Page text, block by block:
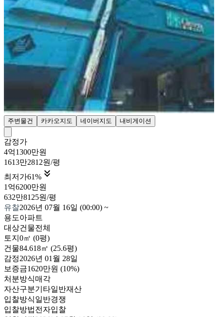
주변물건 카카오지도 네이버지도 내비게이션
감정가
4억1300만원
1613만2812원/평
최저가61% 
1억6200만원
632만8125원/평
유찰2026년 07월 16일 (00:00) ~
용도아파트
대상건물전체
토지 0㎡ (0평)
건물84.618㎡ (25.6평)
감정2026년 01월 28일
보증금1620만원 (10%)
처분방식매각
자산구분기타일반재산
입찰방식일반경쟁
입찰방법전자입찰